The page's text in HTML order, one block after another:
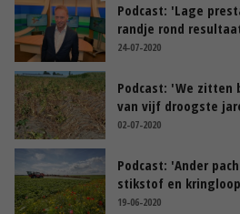
Podcast: 'Lage
randje rond
24-07-2020
Podcast: 'We zitten
van vijf droogste
02-07-2020
Podcast: 'Ander
stikstof en
19-06-2020